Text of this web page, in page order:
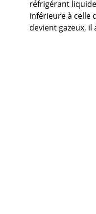
réfrigérant
inférieure à celle
devient gazeux,